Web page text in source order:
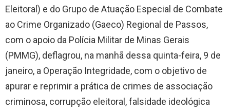
Eleitoral) e do Grupo de Atuação Especial de Combate
ao Crime Organizado (Gaeco) Regional de Passos,
com o apoio da Polícia Militar de Minas Gerais
(PMMG), deflagrou, na manhã dessa quinta-feira, 9 de
janeiro, a Operação Integridade, com o objetivo de
apurar e reprimir a prática de crimes de associação
criminosa, corrupção eleitoral, falsidade ideológica